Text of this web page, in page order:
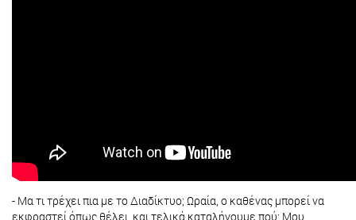
- Μα τι τρέχει πια με το Διαδίκτυο; Ωραία, ο καθένας μπορεί να
εκφραστεί όπως θέλει και τελικά καταλήγουμε πού; Μου